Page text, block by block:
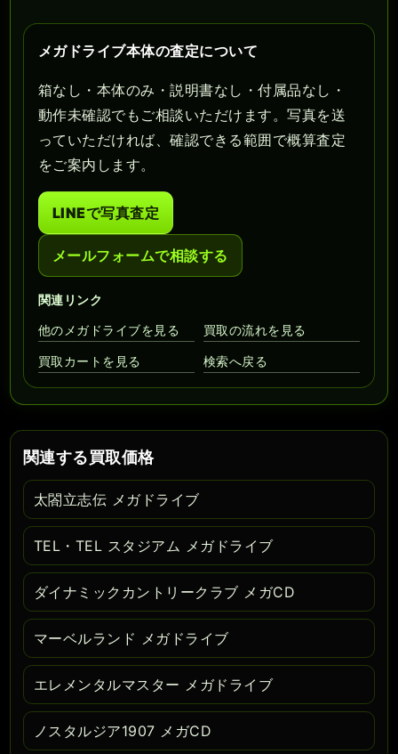
メガドライブ本体の査定について
箱なし・本体のみ・説明書なし・付属品なし・
動作未確認でもご相談いただけます。写真を送
っていただければ、確認できる範囲で概算査定
をご案内します。
LINEで写真査定
メールフォームで相談する
関連リンク
他のメガドライブを見る
買取の流れを見る
買取カートを見る 検索へ戻る
関連する買取価格
太閤立志伝 メガドライブ
TEL・TEL スタジアム メガドライブ
ダイナミックカントリークラブ メガCD
マーベルランド メガドライブ
エレメンタルマスター メガドライブ
ノスタルジア1907 メガCD